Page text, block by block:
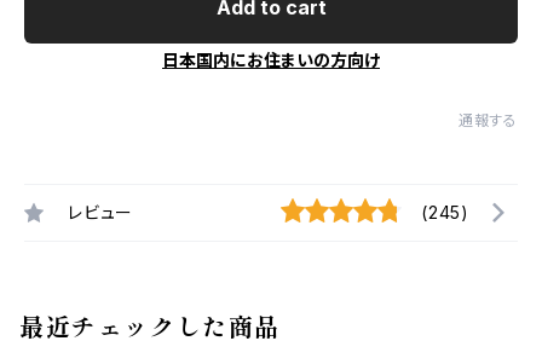
Add to cart
日本国内にお住まいの方向け
通報する
レビュー (245)
最近チェックした商品